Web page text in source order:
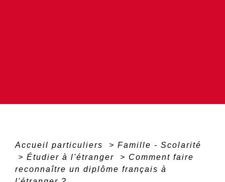
Accueil particuliers > Famille - Scolarité
> Étudier à l'étranger > Comment faire
reconnaître un diplôme français à